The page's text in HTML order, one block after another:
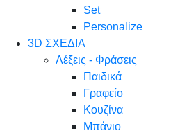
Set
Personalize
3D ΣΧΕΔΙΑ
Λέξεις - Φράσεις
Παιδικά
Γραφείο
Κουζίνα
Μπάνιο